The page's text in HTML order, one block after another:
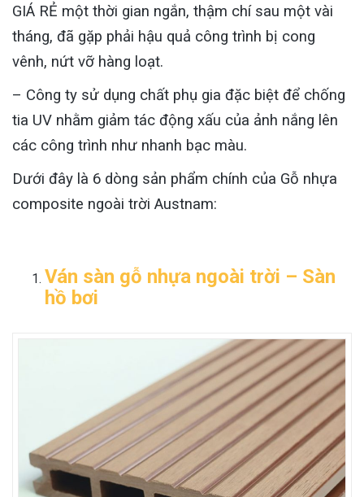
GIÁ RẺ một thời gian ngắn, thậm chí sau một vài
tháng, đã gặp phải hậu quả công trình bị cong
vênh, nứt vỡ hàng loạt.
– Công ty sử dụng chất phụ gia đặc biệt để chống
tia UV nhằm giảm tác động xấu của ảnh nắng lên
các công trình như nhanh bạc màu.
Dưới đây là 6 dòng sản phẩm chính của Gỗ nhựa
composite ngoài trời Austnam:
Ván sàn gỗ nhựa ngoài trời – Sàn
hồ bơi